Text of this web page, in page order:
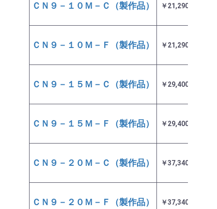
ＣＮ９－１０Ｍ－Ｃ（製作品） ￥21,290
ＣＮ９－１０Ｍ－Ｆ（製作品） ￥21,290
ＣＮ９－１５Ｍ－Ｃ（製作品） ￥29,400
ＣＮ９－１５Ｍ－Ｆ（製作品） ￥29,400
ＣＮ９－２０Ｍ－Ｃ（製作品） ￥37,340
ＣＮ９－２０Ｍ－Ｆ（製作品） ￥37,340